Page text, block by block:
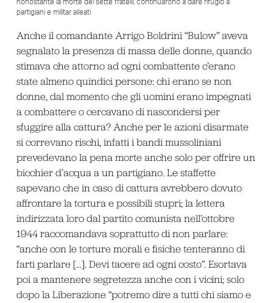
nonostante la morte dei sette fratelli, continuarono a dare rifugio a
partigiani e militar alleati
Anche il comandante Arrigo Boldrini “Bulow” aveva
segnalato la presenza di massa delle donne, quando
stimava che attorno ad ogni combattente c’erano
state almeno quindici persone: chi erano se non
donne, dal momento che gli uomini erano impegnati
a combattere o cercavano di nascondersi per
sfuggire alla cattura? Anche per le azioni disarmate
si correvano rischi, infatti i bandi mussoliniani
prevedevano la pena morte anche solo per offrire un
bicchier d’acqua a un partigiano. Le staffette
sapevano che in caso di cattura avrebbero dovuto
affrontare la tortura e possibili stupri; la lettera
indirizzata loro dal partito comunista nell’ottobre
1944 raccomandava soprattutto di non parlare:
“anche con le torture morali e fisiche tenteranno di
farti parlare […]. Devi tacere ad ogni costo”. Esortava
poi a mantenere segretezza anche con i vicini; solo
dopo la Liberazione “potremo dire a tutti chi siamo e